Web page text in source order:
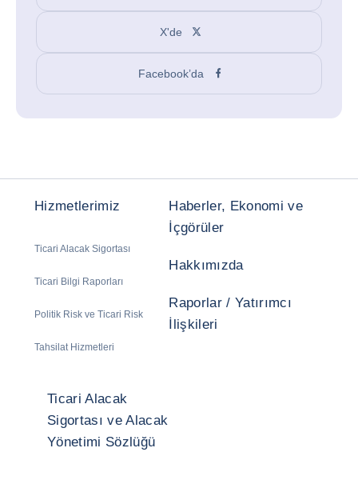
X'de
Facebook’da
Hizmetlerimiz
Ticari Alacak Sigortası
Ticari Bilgi Raporları
Politik Risk ve Ticari Risk
Tahsilat Hizmetleri
Haberler, Ekonomi ve
İçgörüler
Hakkımızda
Raporlar / Yatırımcı
İlişkileri
Ticari Alacak
Sigortası ve Alacak
Yönetimi Sözlüğü